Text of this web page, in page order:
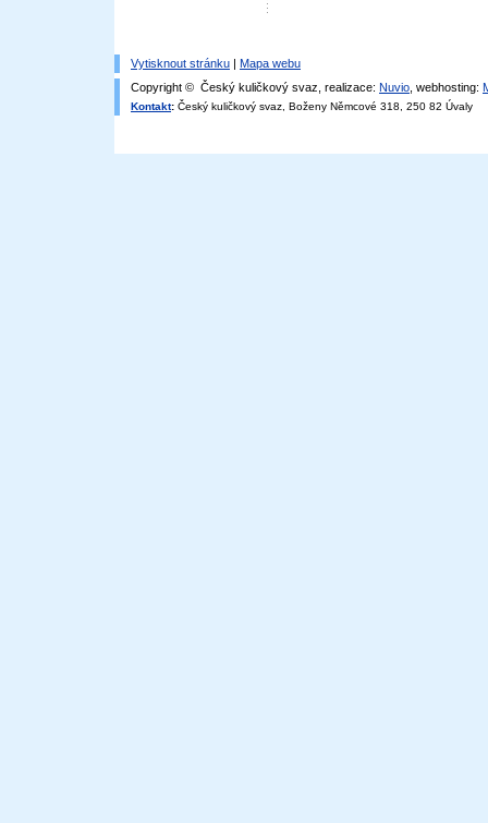
Vytisknout stránku | Mapa webu
Copyright © Český kuličkový svaz, realizace: Nuvio , webhosting:
Kontakt: Český kuličkový svaz, Boženy Němcové 318, 250 82 Úvaly